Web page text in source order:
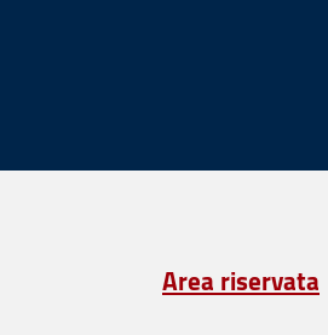
Area riservata